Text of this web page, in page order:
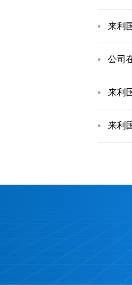
来利
公司
来利
来利